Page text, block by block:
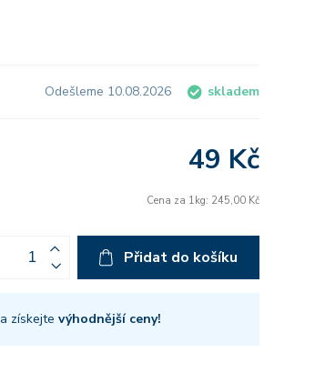
Odešleme 10.08.2026 skladem
49 Kč
Cena za 1kg: 245,00 Kč
Přidat do košíku
a získejte výhodnější ceny!